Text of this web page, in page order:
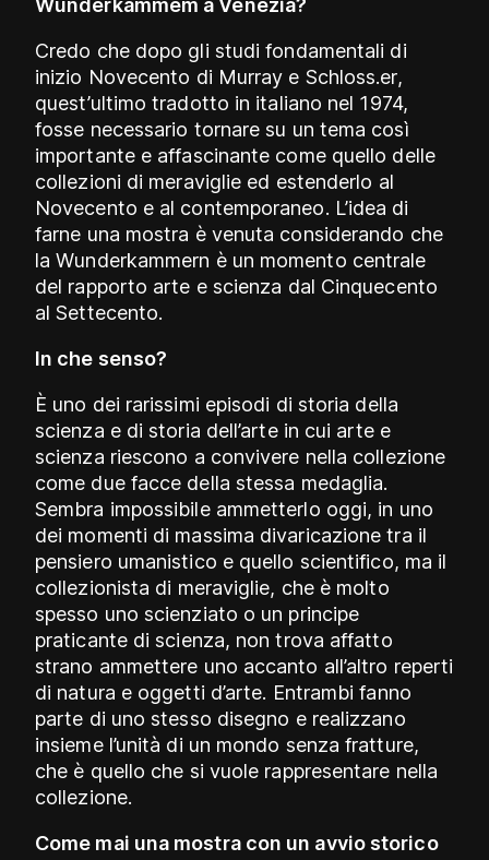
Wunderkammem a Venezia?
Credo che dopo gli studi fondamentali di
inizio Novecento di Murray e Schloss.er,
quest’ultimo tradotto in italiano nel 1974,
fosse necessario tornare su un tema così
importante e affascinante come quello delle
collezioni di meraviglie ed estenderlo al
Novecento e al contemporaneo. L’idea di
farne una mostra è venuta considerando che
la Wunderkammern è un momento centrale
del rapporto arte e scienza dal Cinquecento
al Settecento.
In che senso?
È uno dei rarissimi episodi di storia della
scienza e di storia dell’arte in cui arte e
scienza riescono a convivere nella collezione
come due facce della stessa medaglia.
Sembra impossibile ammetterlo oggi, in uno
dei momenti di massima divaricazione tra il
pensiero umanistico e quello scientifico, ma il
collezionista di meraviglie, che è molto
spesso uno scienziato o un principe
praticante di scienza, non trova affatto
strano ammettere uno accanto all’altro reperti
di natura e oggetti d’arte. Entrambi fanno
parte di uno stesso disegno e realizzano
insieme l’unità di un mondo senza fratture,
che è quello che si vuole rappresentare nella
collezione.
Come mai una mostra con un avvio storico